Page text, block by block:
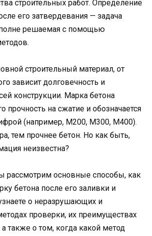
строительных работ. Определение
его затвердевания — задача
решаемая с помощью
строительный материал, от
зависит долговечность и
конструкции. Марка бетона
прочность на сжатие и обозначается
(например, М200, М300, М400).
тем прочнее бетон. Но как быть,
неизвестна?
рассмотрим основные способы, как
бетона после его заливки и
о неразрушающих и
проверки, их преимуществах
а также о том, когда какой метод